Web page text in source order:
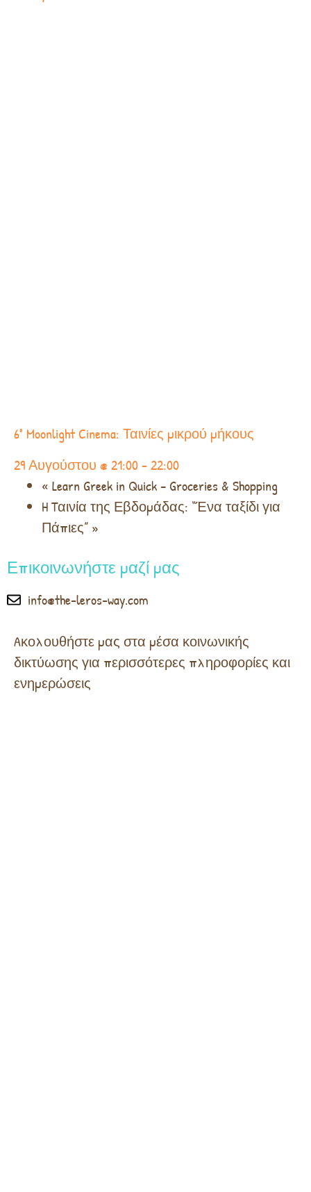
6° Moonlight Cinema: Ταινίες μικρού μήκους
29 Αυγούστου @ 21:00-22:00
« Learn Greek in Quick – Groceries & Shopping
H Tαινία της Εβδομάδας: “Ένα ταξίδι για
Πάπιες” »
Επικοινωνήστε μαζί μας
info@the-leros-way.com
Aκολουθήστε μας στα μέσα κοινωνικής
δικτύωσης για περισσότερες πληροφορίες και
ενημερώσεις